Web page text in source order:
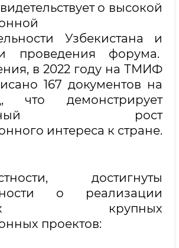
о высокой
Узбекистана и
проведения форума.
в 2022 году на ТМИФ
167 документов на
что демонстрирует
рост
интереса к стране.
достигнуты
о реализации
крупных
проектов: